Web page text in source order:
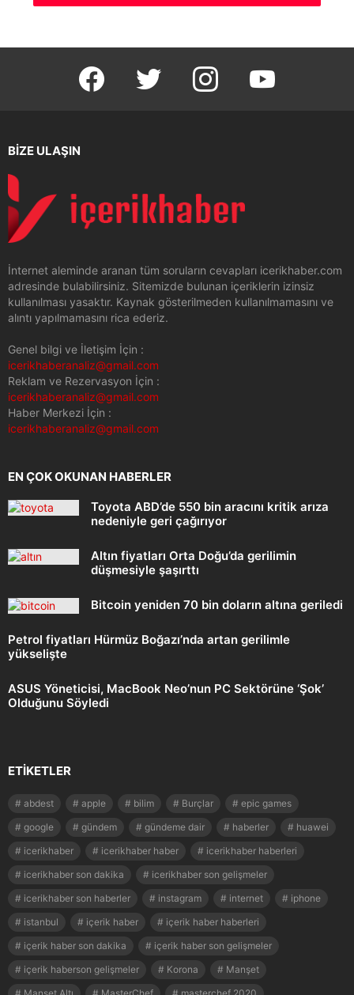
facebook twitter instagram youtube
BİZE ULAŞIN
İnternet aleminde aranan tüm soruların cevapları icerikhaber.com
adresinde bulabilirsiniz. Sitemizde bulunan içeriklerin izinsiz
kullanılması yasaktır. Kaynak gösterilmeden kullanılmamasını ve
alıntı yapılmamasını rica ederiz.
Genel bilgi ve İletişim İçin :
icerikhaberanaliz@gmail.com
Reklam ve Rezervasyon İçin :
icerikhaberanaliz@gmail.com
Haber Merkezi İçin :
icerikhaberanaliz@gmail.com
EN ÇOK OKUNAN HABERLER
Toyota ABD’de 550 bin aracını kritik arıza
nedeniyle geri çağırıyor
Altın fiyatları Orta Doğu’da gerilimin
düşmesiyle şaşırttı
Bitcoin yeniden 70 bin doların altına geriledi
Petrol fiyatları Hürmüz Boğazı’nda artan gerilimle
yükselişte
ASUS Yöneticisi, MacBook Neo’nun PC Sektörüne ‘Şok’
Olduğunu Söyledi
ETIKETLER
abdest apple bilim Burçlar
epic games
google
gündem gündeme dair haberler
huawei
icerikhaber
icerikhaber haber
icerikhaber haberleri
icerikhaber son dakika
icerikhaber son gelişmeler
icerikhaber son haberler
instagram internet
iphone
istanbul
içerik haber
içerik haber haberleri
içerik haber son dakika
içerik haber son gelişmeler
içerik haberson gelişmeler
Korona
Manşet